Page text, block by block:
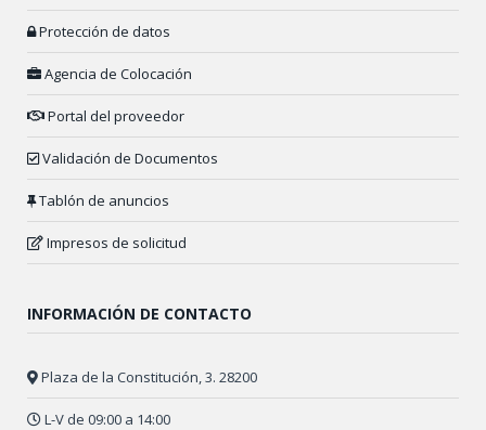
Protección de datos
Agencia de Colocación
Portal del proveedor
Validación de Documentos
Tablón de anuncios
Impresos de solicitud
INFORMACIÓN DE CONTACTO
Plaza de la Constitución, 3. 28200
L-V de 09:00 a 14:00